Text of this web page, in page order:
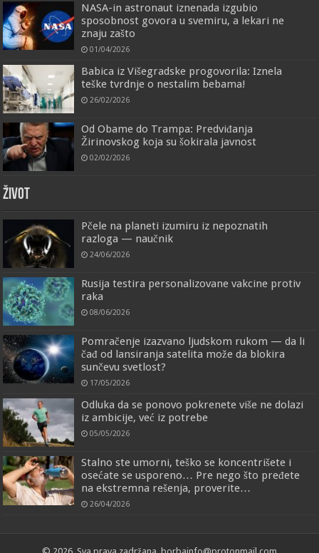
NASA-in astronaut iznenada izgubio
sposobnost govora u svemiru, a lekari ne
znaju zašto
01/04/2026
Babica iz Višegradske progovorila: Iznela
teške tvrdnje o nestalim bebama!
26/02/2026
Od Obame do Trampa: Predviđanja
Žirinovskog koja su šokirala javnost
02/02/2026
ŽIVOT
Pčele na planeti izumiru iz nepoznatih
razloga — naučnik
24/06/2026
Rusija testira personalizovane vakcine protiv
raka
08/06/2026
Pomračenje izazvano ljudskom rukom — da li
čađ od lansiranja satelita može da blokira
sunčevu svetlost?
17/05/2026
Odluka da se ponovo pokrenete više ne dolazi
iz ambicije, već iz potrebe
05/05/2026
Stalno ste umorni, teško se koncentrišete i
osećate se usporeno… Pre nego što pređete
na ekstremna rešenja, proverite…
26/04/2026